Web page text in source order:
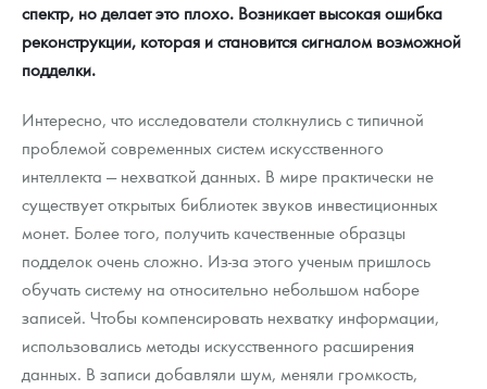
спектр, но делает это плохо. Возникает высокая ошибка
реконструкции, которая и становится сигналом возможной
подделки.
Интересно, что исследователи столкнулись с типичной
проблемой современных систем искусственного
интеллекта — нехваткой данных. В мире практически не
существует открытых библиотек звуков инвестиционных
монет. Более того, получить качественные образцы
подделок очень сложно. Из-за этого ученым пришлось
обучать систему на относительно небольшом наборе
записей. Чтобы компенсировать нехватку информации,
использовались методы искусственного расширения
данных. В записи добавляли шум, меняли громкость,